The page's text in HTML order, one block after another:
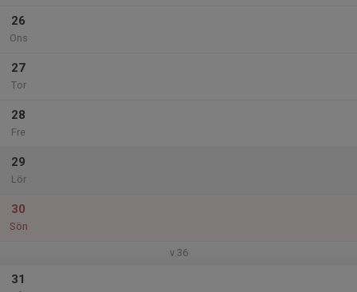
26
Ons
27
Tor
28
Fre
29
Lör
30
Sön
v.36
31